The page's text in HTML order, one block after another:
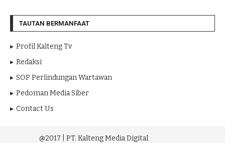
TAUTAN BERMANFAAT
Profil Kalteng Tv
Redaksi
SOP Perlindungan Wartawan
Pedoman Media Siber
Contact Us
@2017 | PT. Kalteng Media Digital